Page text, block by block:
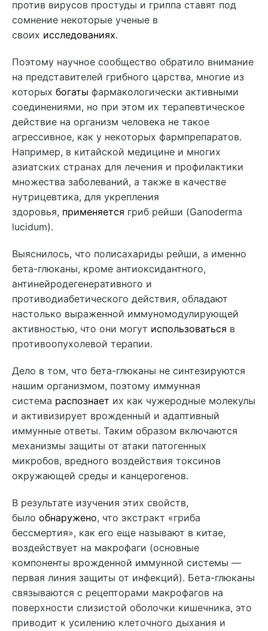
против вирусов простуды и гриппа ставят под
сомнение некоторые ученые в
своих исследованиях.
Поэтому научное сообщество обратило внимание
на представителей грибного царства, многие из
которых богаты фармакологически активными
соединениями, но при этом их терапевтическое
действие на организм человека не такое
агрессивное, как у некоторых фармпрепаратов.
Например, в китайской медицине и многих
азиатских странах для лечения и профилактики
множества заболеваний, а также в качестве
нутрицевтика, для укрепления
здоровья, применяется гриб рейши (Ganoderma
lucidum).
Выяснилось, что полисахариды рейши, а именно
бета-глюканы, кроме антиоксидантного,
антинейродегенеративного и
противодиабетического действия, обладают
настолько выраженной иммуномодулирующей
активностью, что они могут использоваться в
противоопухолевой терапии.
Дело в том, что бета-глюканы не синтезируются
нашим организмом, поэтому иммунная
система распознает их как чужеродные молекулы
и активизирует врожденный и адаптивный
иммунные ответы. Таким образом включаются
механизмы защиты от атаки патогенных
микробов, вредного воздействия токсинов
окружающей среды и канцерогенов.
В результате изучения этих свойств,
было обнаружено, что экстракт «гриба
бессмертия», как его еще называют в китае,
воздействует на макрофаги (основные
компоненты врожденной иммунной системы —
первая линия защиты от инфекций). Бета-глюканы
связываются с рецепторами макрофагов на
поверхности слизистой оболочки кишечника, это
приводит к усилению клеточного дыхания и